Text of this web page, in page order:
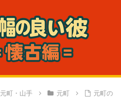
元町・山手 元町
元町の